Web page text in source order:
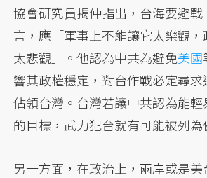
協會研究員揭仲指出，台海要避
言，應「軍事上不能讓它太樂觀
太悲觀」。他認為中共為避免美國
響其政權穩定，對台作戰必定尋
佔領台灣。台灣若讓中共認為能
的目標，武力犯台就有可能被列為
另一方面，在政治上，兩岸或是